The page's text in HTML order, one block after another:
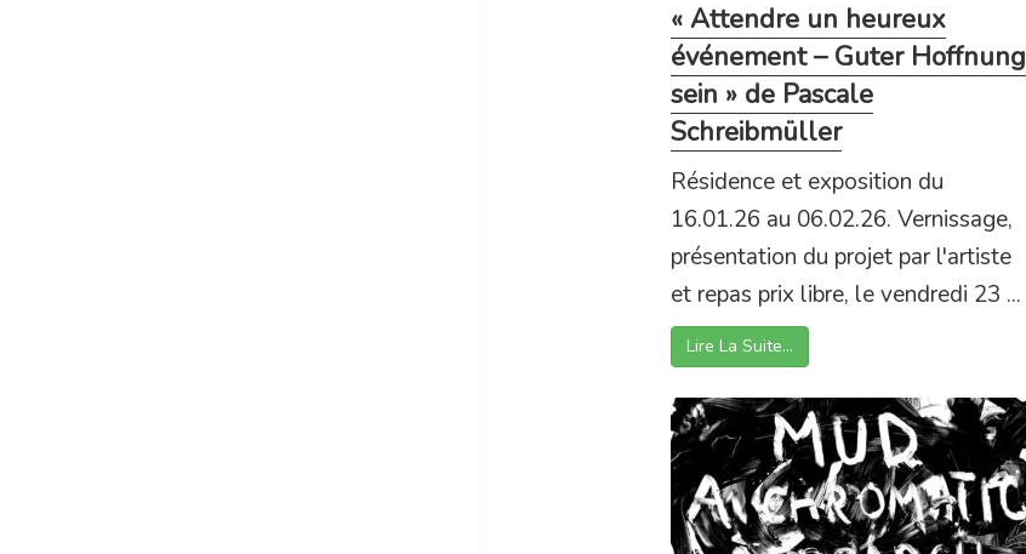
« Attendre un heureux
événement – Guter Hoffnung
sein » de Pascale
Schreibmüller
Résidence et exposition du
16.01.26 au 06.02.26. Vernissage,
présentation du projet par l'artiste
et repas prix libre, le vendredi 23 ...
Lire La Suite…